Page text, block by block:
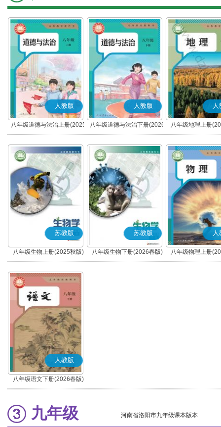
人教版
八年级道德与法治上册(2025
秋版)(部编版)
人教版
八年级道德与法治下册(2026
春版)(部编版)
人
八年级地理上册
苏教版
八年级生物上册(2025秋版)
苏教版
八年级生物下册(2026春版)
人
八年级物理上册
人教版
八年级语文下册(2026春版)
(部编版)
九年级 河南省洛阳市九年级课本版本